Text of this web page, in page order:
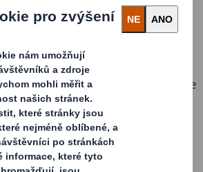
PIVOVAR jsme pro návštěvníky
celkem 7 různých
budou moci pohrát.
vyrobené z vlnité lepenky (protože
srdci).